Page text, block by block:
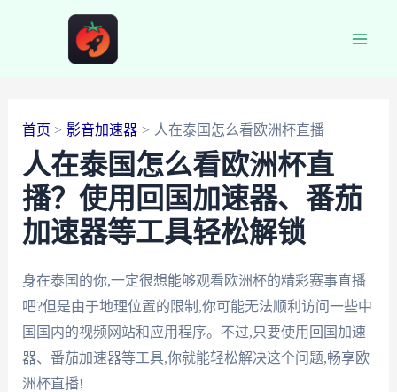
首页 影音加速器 人在泰国怎么看欧洲杯直播
人在泰国怎么看欧洲杯直
播？使用回国加速器、番茄
加速器等工具轻松解锁
身在泰国的你,一定很想能够观看欧洲杯的精彩赛事直播
吧?但是由于地理位置的限制,你可能无法顺利访问一些中
国国内的视频网站和应用程序。不过,只要使用回国加速
器、番茄加速器等工具,你就能轻松解决这个问题,畅享欧
洲杯直播!